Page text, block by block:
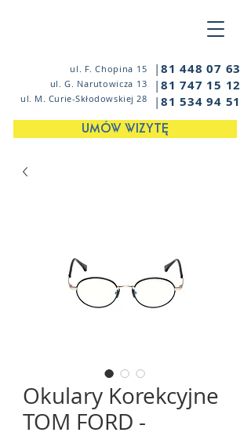
UMÓW WIZYTĘ
ul. F. Chopina 15
ul. G. Narutowicza 13
ul. M. Curie-Skłodowskiej 28
| 81 448 07 63
| 81 747 15 12
| 81 534 94 51
Okulary Korekcyjne
TOM FORD -